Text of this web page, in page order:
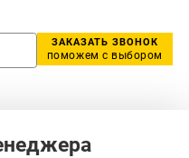
ЗАКАЗАТЬ ЗВОНОК
поможем с выбором